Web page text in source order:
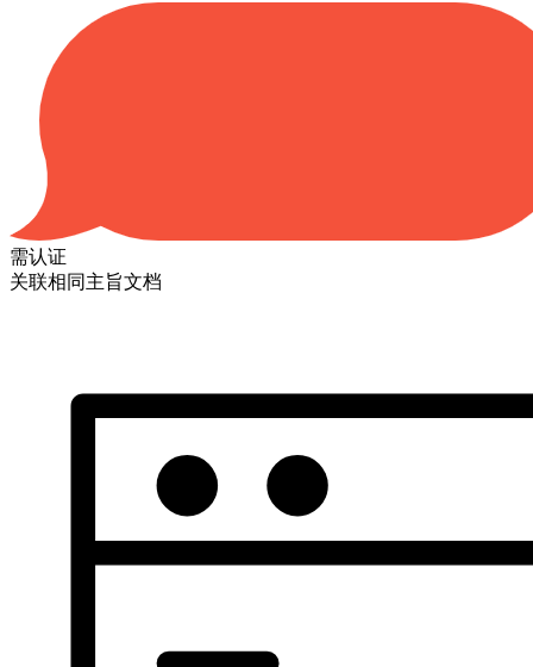
需认证
关联相同主旨文档